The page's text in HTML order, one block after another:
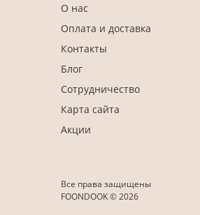
О нас
Оплата и доставка
Контакты
Блог
Сотрудничество
Карта сайта
Акции
Все права защищены
FOONDOOK © 2026